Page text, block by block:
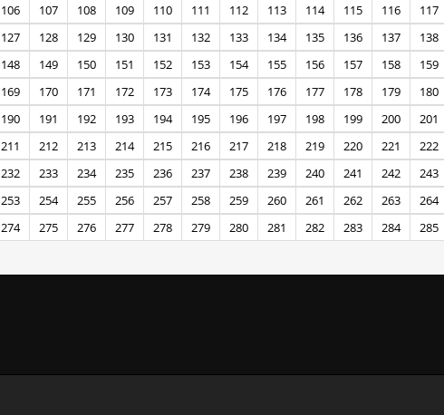
106
107 108 109 110 111 112 113 114 115 116 117
127
128 129 130 131 132 133 134 135 136 137 138
148
149 150 151 152 153 154 155 156 157 158 159
169
170 171 172 173 174 175 176 177 178 179 180
190
191 192 193 194 195 196 197 198 199 200 201
211
212 213 214 215 216 217 218 219 220 221 222
232
233 234 235 236 237 238 239 240 241 242 243
253
254 255 256 257 258 259 260 261 262 263 264
274
275 276 277 278 279 280 281 282 283 284 285